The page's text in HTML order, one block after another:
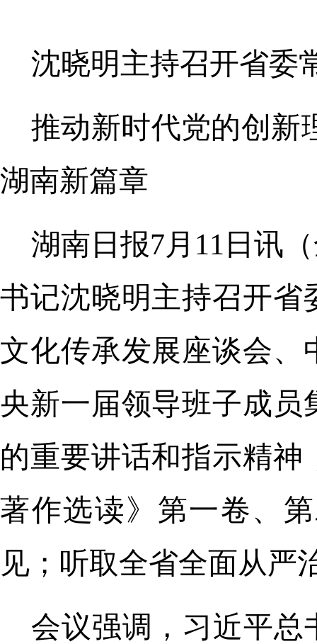
沈晓明主持召开省委
推动新时代党的创新
湖南新篇章
湖南日报7月11日讯
书记沈晓明主持召开省
文化传承发展座谈会
央新一届领导班子成
的重要讲话和指示精
著作选读》第一卷、
见；听取全省全面从严
会议强调，习近平总